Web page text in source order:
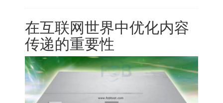
在互联网世界中优化内容
传递的重要性